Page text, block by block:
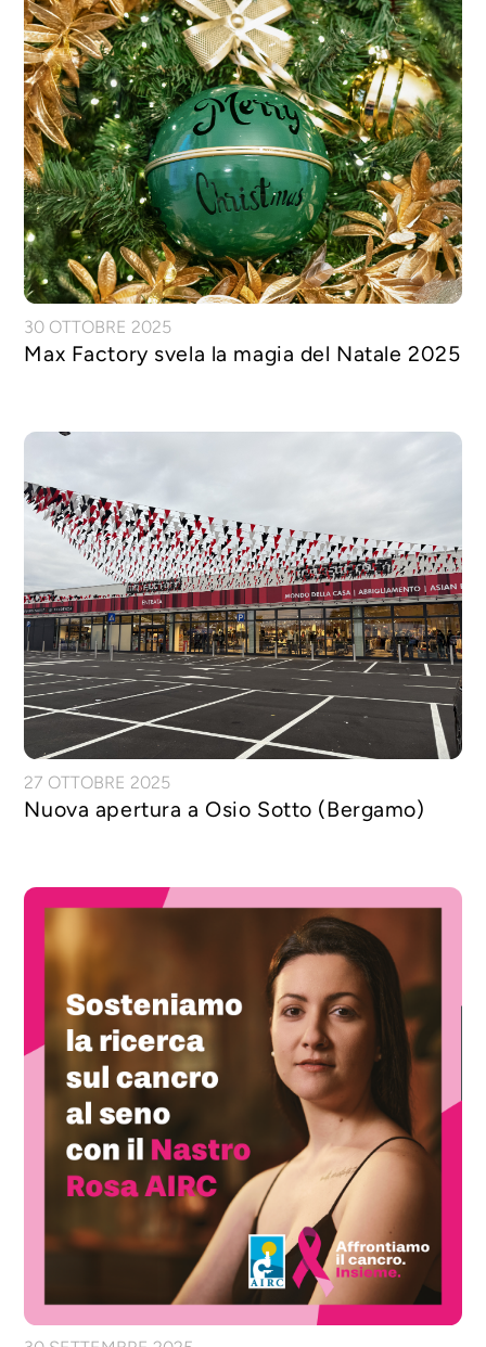
30 OTTOBRE 2025
Max Factory svela la magia del Natale 2025
27 OTTOBRE 2025
Nuova apertura a Osio Sotto (Bergamo)